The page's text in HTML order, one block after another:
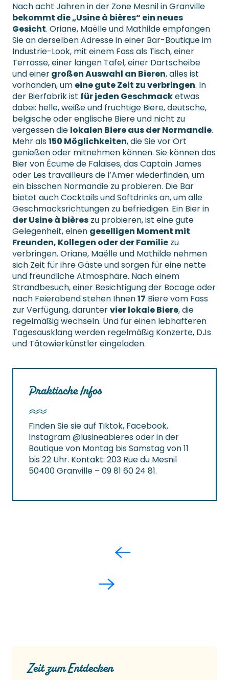
Nach acht Jahren in der Zone Mesnil in Granville
bekommt die „Usine à bières“ ein neues
Gesicht. Oriane, Maëlle und Mathilde empfangen
Sie an derselben Adresse in einer Bar-Boutique im
Industrie-Look, mit einem Fass als Tisch, einer
Terrasse, einer langen Tafel, einer Dartscheibe
und einergroßen Auswahl an Bieren, alles ist
vorhanden, um eine gute Zeit zu verbringen. In
der Bierfabrik ist für jeden Geschmacketwas
dabei: helle, weiße und fruchtige Biere, deutsche,
belgische oder englische Biere und nicht zu
vergessen die lokalen Biere aus der Normandie.
Mehr als150 Möglichkeiten, die Sie vor Ort
genießen oder mitnehmen können. Sie können das
Bier von Écume de Falaises, das Captain James
oder Les travailleurs de l’Amer wiederfinden, um
ein bisschen Normandie zu probieren. Die Bar
bietet auch Cocktails und Softdrinks an, um alle
Geschmacksrichtungen zu befriedigen. Ein Bier in
der Usine à bières zu probieren, ist eine gute
Gelegenheit, einen geselligen Moment mit
Freunden, Kollegen oder der Familie zu
verbringen. Oriane, Maëlle und Mathilde nehmen
sich Zeit für ihre Gäste und sorgen für eine nette
und freundliche Atmosphäre. Nach einem
Strandbesuch, einer Besichtigung der Bocage oder
nach Feierabend stehen Ihnen17 Biere vom Fass
zur Verfügung, daruntervier lokale Biere, die
regelmäßig wechseln. Und für einen lebhafteren
Tagesausklang werden regelmäßig Konzerte, DJs
und Tätowierkünstler eingeladen.
Praktische Infos
Finden Sie sie auf Tiktok, Facebook,
Instagram @lusineabieres oder in der
Boutique von Montag bis Samstag von 11
bis 22 Uhr. Kontakt: 203 Rue du Mesnil
50400 Granville – 09 81 60 24 81.
Zeit zum Entdecken